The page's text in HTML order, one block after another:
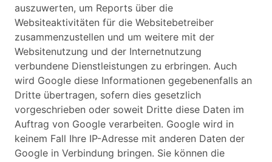
auszuwerten, um Reports über die
Websiteaktivitäten für die Websitebetreiber
zusammenzustellen und um weitere mit der
Websitenutzung und der Internetnutzung
verbundene Dienstleistungen zu erbringen. Auch
wird Google diese Informationen gegebenenfalls an
Dritte übertragen, sofern dies gesetzlich
vorgeschrieben oder soweit Dritte diese Daten im
Auftrag von Google verarbeiten. Google wird in
keinem Fall Ihre IP-Adresse mit anderen Daten der
Google in Verbindung bringen. Sie können die